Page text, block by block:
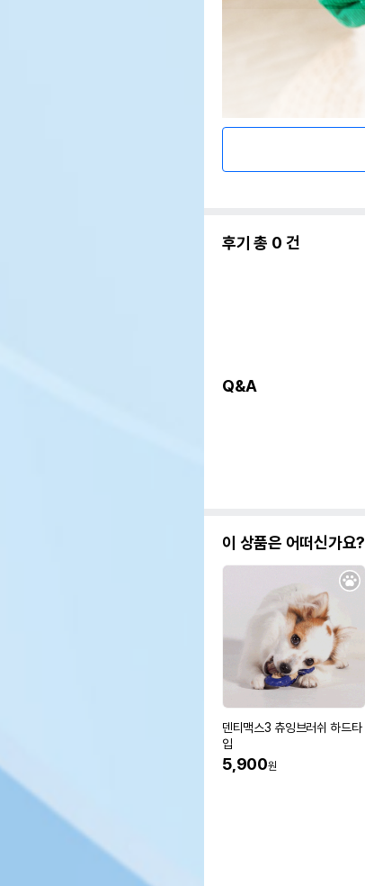
후기 총 0 건
Q&A
이 상품은 어떠신가요?
덴티맥스3 츄잉브러쉬 하드타
입
5,900원